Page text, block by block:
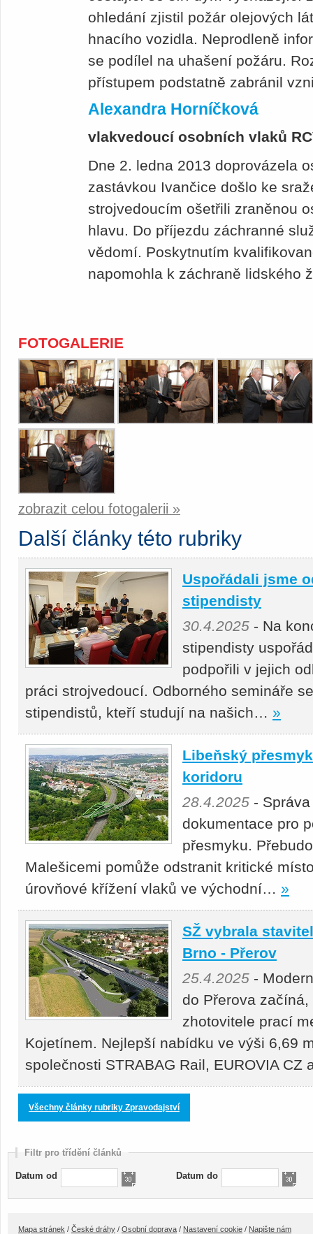
ohledání zjistil požár olejových
hnacího vozidla. Neprodleně
se podílel na uhašení požáru.
přístupem podstatně zabránil
Alexandra Horníčková
vlakvedoucí osobních vlaků
Dne 2. ledna 2013 doprovázela
zastávkou Ivančice došlo ke
strojvedoucím ošetřili zraněnou
hlavu. Do příjezdu záchranné
vědomí. Poskytnutím
napomohla k záchraně lidského
FOTOGALERIE
zobrazit celou fotogalerii »
Další články této rubriky
Uspořádali jsme
stipendisty
30.4.2025 - Na
stipendisty
podpořili v jejich
práci strojvedoucí. Odborného semináře
stipendistů, kteří studují na našich… »
Libeňský
koridoru
28.4.2025 -
dokumentace pro
přesmyku.
Malešicemi pomůže odstranit kritické
úrovňové křížení vlaků ve východní… »
SŽ vybrala
Brno - Přerov
25.4.2025 -
do Přerova
zhotovitele prací
Kojetínem. Nejlepší nabídku ve výši 6,69
společnosti STRABAG Rail, EUROVIA
Všechny články rubriky Zpravodajství
Filtr pro třídění článků
Datum od Datum do
Mapa stránek / České dráhy / Osobní doprava / Nastavení cookie / Napište nám